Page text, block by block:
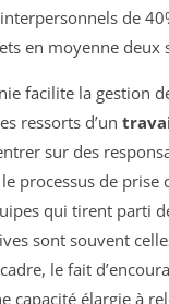
de
en moyenne
facilite la gestion
ressorts d’un
sur des
processus de
qui tirent parti
sont souvent
le fait
capacité élargie à